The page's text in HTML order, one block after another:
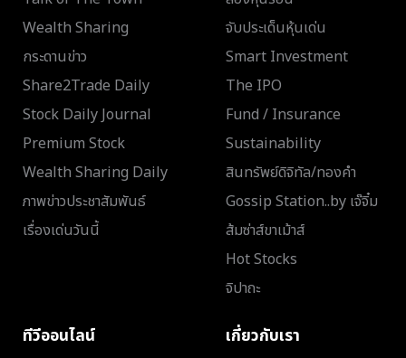
Wealth Sharing
กระดานข่าว
Share2Trade Daily
Stock Daily Journal
Premium Stock
Wealth Sharing Daily
ภาพข่าวประชาสัมพันธ์
เรื่องเด่นวันนี้
จับประเด็นหุ้นเด่น
Smart Investment
The IPO
Fund / Insurance
Sustainability
สินทรัพย์ดิจิทัล/ทองคำ
Gossip Station..by เจ๊จิ๋ม
ส้มซ่าส์ขาเม้าส์
Hot Stocks
จิปาถะ
ทีวีออนไลน์ เกี่ยวกับเรา